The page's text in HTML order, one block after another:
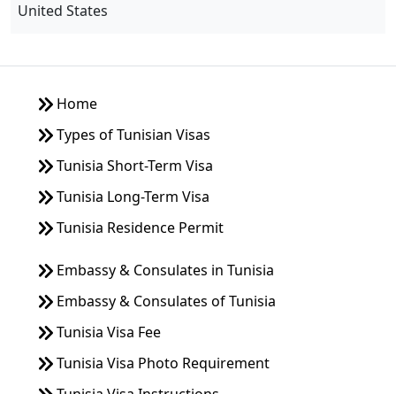
United States
Home
Types of Tunisian Visas
Tunisia Short-Term Visa
Tunisia Long-Term Visa
Tunisia Residence Permit
Embassy & Consulates in Tunisia
Embassy & Consulates of Tunisia
Tunisia Visa Fee
Tunisia Visa Photo Requirement